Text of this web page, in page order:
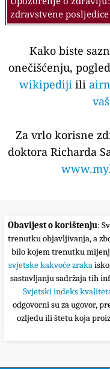
zdravstvene posljedice
Kako biste
onečišćenju,
wikipediji ili
Za vrlo korisne
doktora Richarda
Obavijest o korištenju:
trenutku objavljivanja, a
bilo kojem trenutku
svjetske kakvoće zraka
sastavljanju sadržaja tih
Svjetski indeks
odgovorni su za ugovor,
ozljedu ili štetu koja